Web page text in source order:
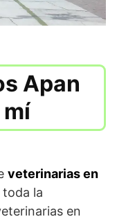
Apan
veterinarias en
la
en